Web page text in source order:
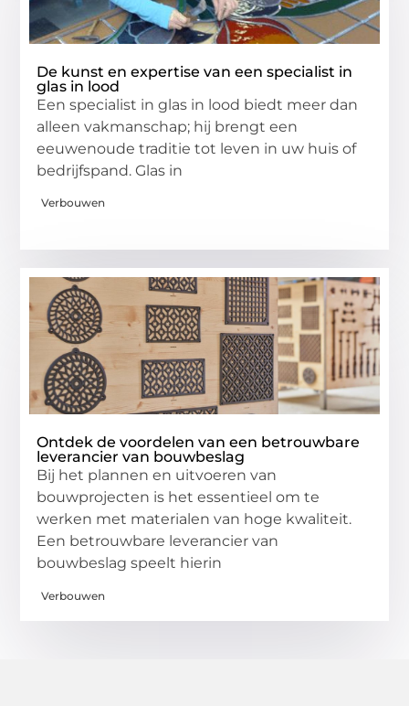
De kunst en expertise van een specialist in
glas in lood
Een specialist in glas in lood biedt meer dan
alleen vakmanschap; hij brengt een
eeuwenoude traditie tot leven in uw huis of
bedrijfspand. Glas in
Verbouwen
Ontdek de voordelen van een betrouwbare
leverancier van bouwbeslag
Bij het plannen en uitvoeren van
bouwprojecten is het essentieel om te
werken met materialen van hoge kwaliteit.
Een betrouwbare leverancier van
bouwbeslag speelt hierin
Verbouwen